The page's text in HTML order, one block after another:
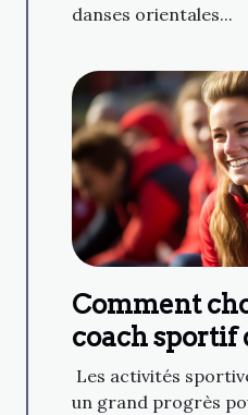
danses orientales...
Comment
coach sportif
Les activités
un grand progrès